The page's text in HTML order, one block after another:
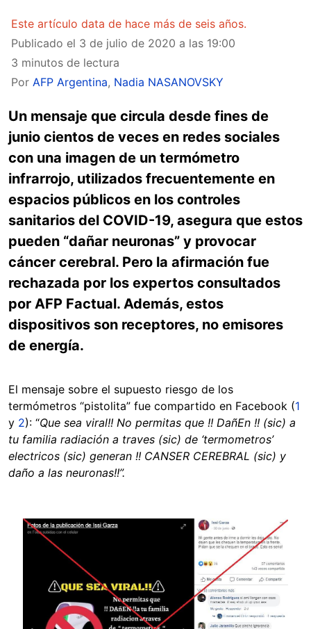
Este artículo data de hace más de seis años.
Publicado el 3 de julio de 2020 a las 19:00
3 minutos de lectura
Por AFP Argentina, Nadia NASANOVSKY
Un mensaje que circula desde fines de
junio cientos de veces en redes sociales
con una imagen de un termómetro
infrarrojo, utilizados frecuentemente en
espacios públicos en los controles
sanitarios del COVID-19, asegura que estos
pueden “dañar neuronas” y provocar
cáncer cerebral. Pero la afirmación fue
rechazada por los expertos consultados
por AFP Factual. Además, estos
dispositivos son receptores, no emisores
de energía.
El mensaje sobre el supuesto riesgo de los
termómetros “pistolita” fue compartido en Facebook (1
y 2): “Que sea viral!! No permitas que !! DañEn !! (sic) a
tu familia radiación a traves (sic) de ‘termometros’
electricos (sic) generan !! CANSER CEREBRAL (sic) y
daño a las neuronas!!”.
Image